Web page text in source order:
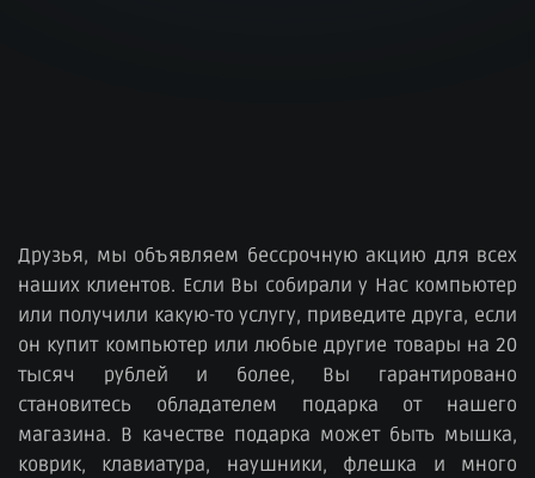
Друзья, мы объявляем бессрочную акцию для всех
наших клиентов. Если Вы собирали у Нас компьютер
или получили какую-то услугу, приведите друга, если
он купит компьютер или любые другие товары на 20
тысяч рублей и более, Вы гарантировано
становитесь обладателем подарка от нашего
магазина. В качестве подарка может быть мышка,
коврик, клавиатура, наушники, флешка и много